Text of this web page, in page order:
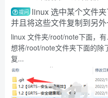
提问 linux 选中某个文件夹
并且将这些文件复制到另外
linux 文件夹/root/note下面，
想将/root/note文件夹下面的除
复...